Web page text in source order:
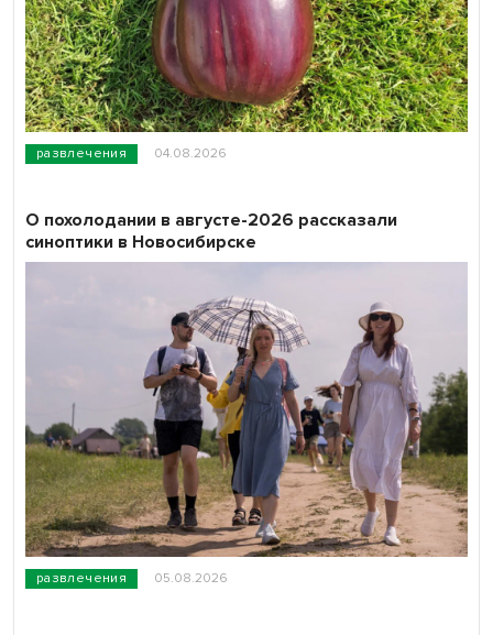
развлечения 04.08.2026
развлечения 05.08.2026
О похолодании в августе-2026 рассказали
синоптики в Новосибирске